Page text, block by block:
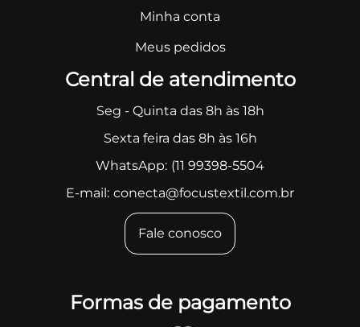
Minha conta
Meus pedidos
Central de atendimento
Seg - Quinta das 8h às 18h
Sexta feira das 8h às 16h
WhatsApp: (11 99398-5504
E-mail: conecta@focustextil.com.br
Fale conosco
Formas de pagamento